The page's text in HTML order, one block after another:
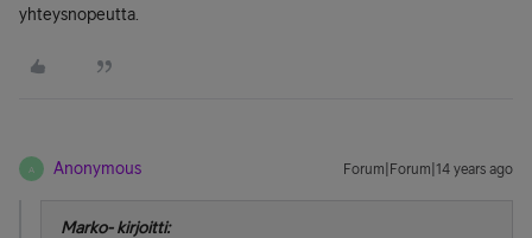
yhteysnopeutta.
A Anonymous Forum|Forum|14 years ago
Marko- kirjoitti: